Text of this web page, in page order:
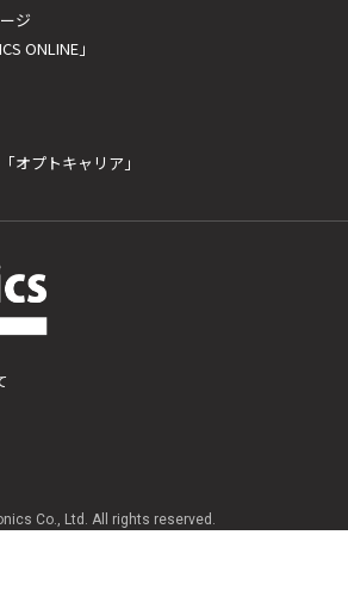
ジ
ONLINE」
オプトキャリア」
Co., Ltd. All rights reserved.